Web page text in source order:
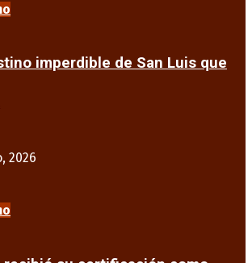
imperdible de San Luis que
2026